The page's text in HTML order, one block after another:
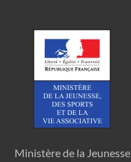
Ministère de la Jeunesse